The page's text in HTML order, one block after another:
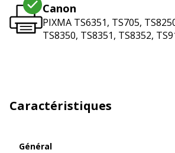
Canon
PIXMA TS6351, TS705,
TS8350, TS8351, TS8352,
Caractéristiques
Général